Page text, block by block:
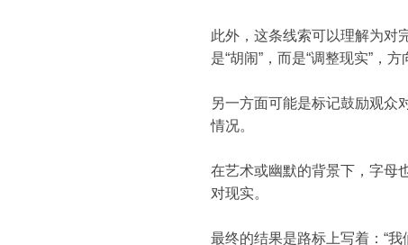
此外，这条线索可以理解为对
是“胡闹”，而是“调整现实”，
另一方面可能是标记鼓励观众
情况。
在艺术或幽默的背景下，字母
对现实。
最终的结果是路标上写着：“